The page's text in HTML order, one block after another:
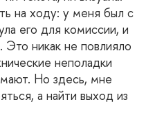
на ходу: у меня был с
его для комиссии, и
никак не повлияло
неполадки
Но здесь, мне
а найти выход из